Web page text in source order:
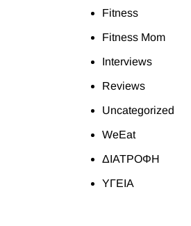
Fitness
Fitness Mom
Interviews
Reviews
Uncategorized
WeEat
ΔΙΑΤΡΟΦΗ
ΥΓΕΙΑ